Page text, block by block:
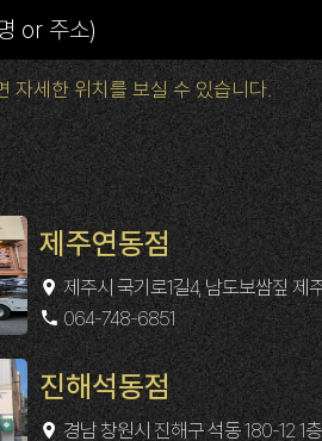
자세한 위치를 보실 수 있습니다.
제주연동점
제주시 국기로1길4, 남도보쌈짚 제
064-748-6851
진해석동점
경남 창원시 진해구 석동 180-12 1층